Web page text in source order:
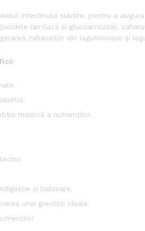
intestinului subțire, pentru a
(amilaza și glucoamilaza),
zaharurilor din leguminoase și
:
maximă a nutrienților.
și balonare.
unei greutăți ideale.